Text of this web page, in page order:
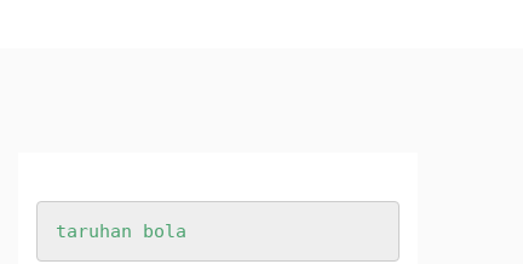
taruhan bola